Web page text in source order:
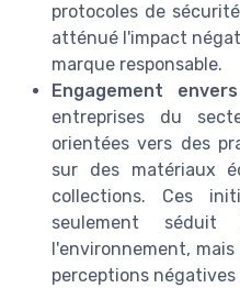
protocoles de
atténué l'impact
marque responsable.
Engagement
entreprises du
orientées vers des
sur des matériaux
collections. Ces
seulement
l'environnement,
perceptions